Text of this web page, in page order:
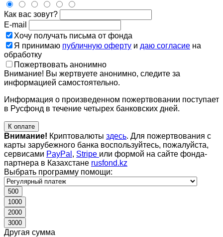
Как вас зовут?
E-mail
Хочу получать письма от фонда
Я принимаю публичную оферту и даю согласие на
обработку
Пожертвовать анонимно
Внимание! Вы жертвуете анонимно, следите за
информацией самостоятельно.
Информация о произведенном пожертвовании поступает
в Русфонд в течение четырех банковских дней.
К оплате
Внимание! Криптовалюты здесь. Для пожертвования с
карты зарубежного банка воспользуйтесь, пожалуйста,
сервисами PayPal , Stripe или формой на сайте фонда-
партнера в Казахстане rusfond.kz
Выбрать программу помощи:
500
1000
2000
3000
Другая сумма